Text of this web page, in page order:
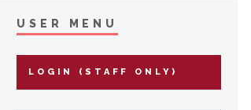
USER MENU
LOGIN (STAFF ONLY)